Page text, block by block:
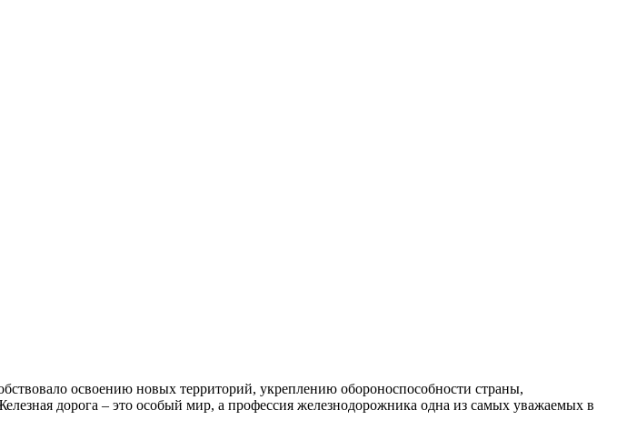
освоению новых территорий, укреплению обороноспособности страны,
дорога – это особый мир, а профессия железнодорожника одна из самых уважаемых в